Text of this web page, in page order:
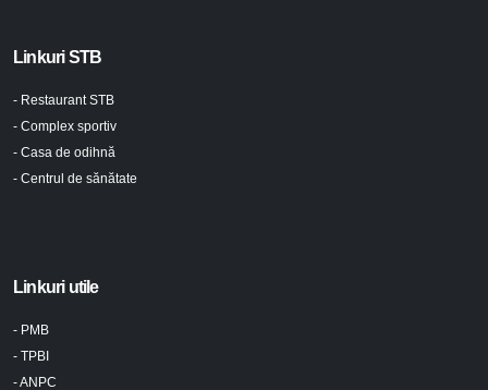
Linkuri STB
- Restaurant STB
- Complex sportiv
- Casa de odihnă
- Centrul de sănătate
Linkuri utile
- PMB
- TPBI
- ANPC